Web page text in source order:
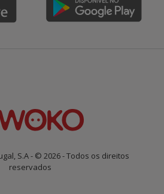
S.A - © 2026 - Todos os direitos
reservados